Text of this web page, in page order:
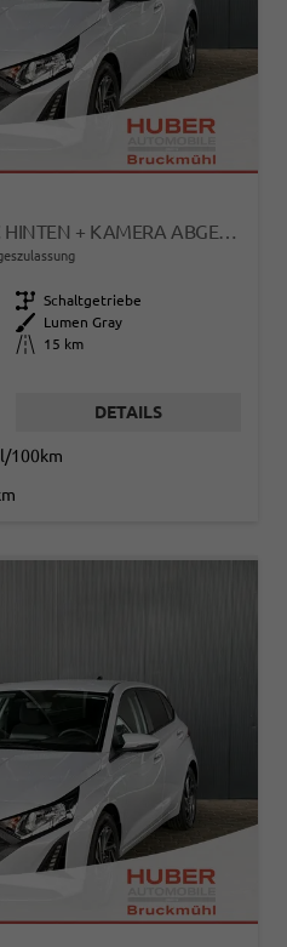
PURE 1.2 MPI / NAVI PDC HINTEN + KAMERA ABGEDUNKELTE SCHEIBEN TEMPOMAT ALU 16"
Getriebe Schaltgetriebe
Außenfarbe
Lumen Gray
Kilometerstand
15 km
DETAILS
100km